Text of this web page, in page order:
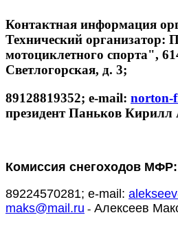
Контактная информация
Технический организатор:
мотоциклетного спорта",
Светлогорская, д. 3;
89128819352; e-mail: norton-
президент Паньков Кирилл
Комиссия снегоходов МФР:
89224570281; e-mail:
maks@mail.ru - Алексеев